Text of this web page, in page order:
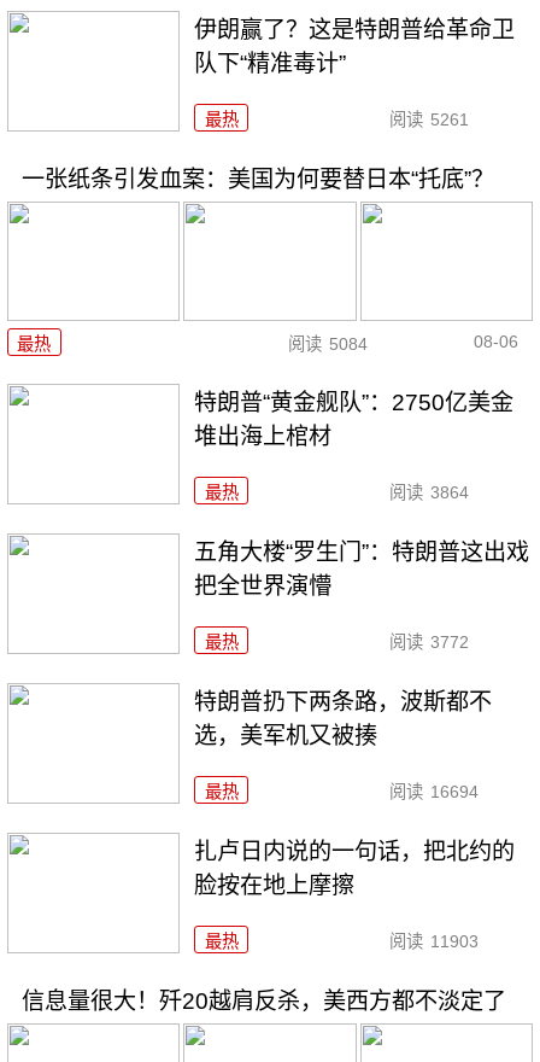
伊朗赢了？这是特朗普给革命卫
队下“精准毒计”
最热 阅读 5261
一张纸条引发血案：美国为何要替日本“托底”？
最热 阅读 5084 08-06
特朗普“黄金舰队”：2750亿美金
堆出海上棺材
最热 阅读 3864
五角大楼“罗生门”：特朗普这出戏
把全世界演懵
最热 阅读 3772
特朗普扔下两条路，波斯都不
选，美军机又被揍
最热 阅读 16694
扎卢日内说的一句话，把北约的
脸按在地上摩擦
最热 阅读 11903
信息量很大！歼20越肩反杀，美西方都不淡定了